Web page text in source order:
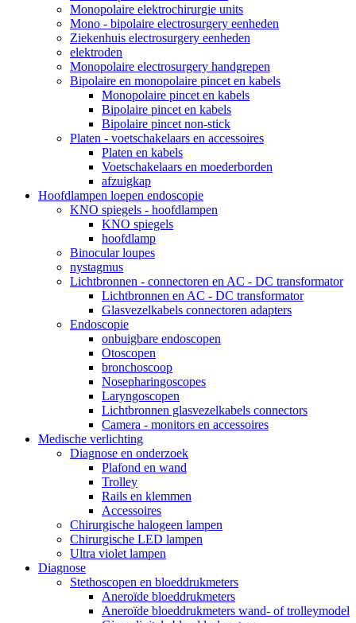
Monopolaire elektrochirurgie units
Mono - bipolaire electrosurgery eenheden
Ziekenhuis electrosurgery eenheden
elektroden
Monopolaire electrosurgery handgrepen
Bipolaire en monopolaire pincet en kabels
Monopolaire pincet en kabels
Bipolaire pincet en kabels
Bipolaire pincet non-stick
Platen - voetschakelaars en accessoires
Platen en kabels
Voetschakelaars en moederborden
afzuigkap
Hoofdlampen loepen endoscopie
KNO spiegels - hoofdlampen
KNO spiegels
hoofdlamp
Binocular loupes
nystagmus
Lichtbronnen - connectoren en AC - DC transformator
Lichtbronnen en AC - DC transformator
Glasvezelkabels connectoren adapters
Endoscopie
onbuigbare endoscopen
Otoscopen
bronchoscoop
Nosepharingoscopes
Laryngoscopen
Lichtbronnen glasvezelkabels connectors
Camera - monitors en accessoires
Medische verlichting
Diagnose en onderzoek
Plafond en wand
Trolley
Rails en klemmen
Accessoires
Chirurgische halogeen lampen
Chirurgische LED lampen
Ultra violet lampen
Diagnose
Stethoscopen en bloeddrukmeters
Aneroïde bloeddrukmeters
Aneroïde bloeddrukmeters wand- of trolleymodel